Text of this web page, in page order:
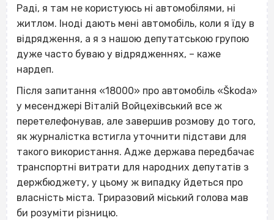
Раді, я там не користуюсь ні автомобілями, ні
житлом. Іноді дають мені автомобіль, коли я їду в
відрядження, а я з нашою депутатською групою
дуже часто буваю у відрядженнях, – каже
нардеп.
Після запитання «18000» про автомобіль «Škoda»
у месенджері Віталій Войцехівський все ж
перетелефонував, але завершив розмову до того,
як журналістка встигла уточнити підстави для
такого використання. Адже держава передбачає
транспортні витрати для народних депутатів з
держбюджету, у цьому ж випадку йдеться про
власність міста. Триразовий міський голова мав
би розуміти різницю.